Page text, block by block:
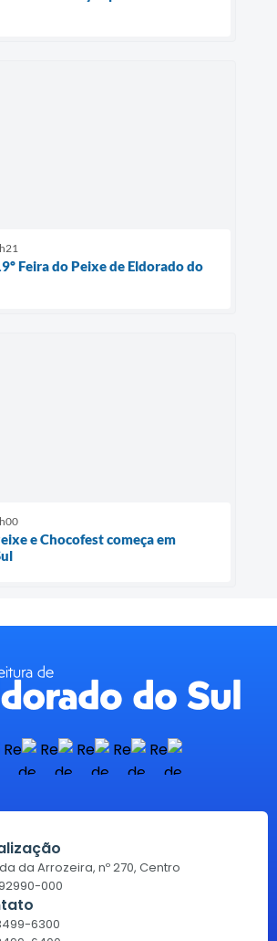
Feira do Peixe de Eldorado do
e Chocofest começa em
da Arrozeira, nº 270, Centro
000
6300